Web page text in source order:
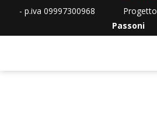
- p.iva 09997300968 Progetto
Passoni